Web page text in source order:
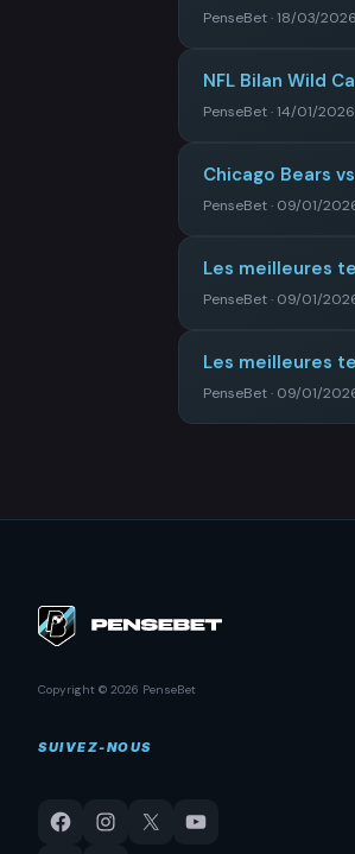
PenseBet · 18/03/2026
NFL Bilan Wild
PenseBet · 14/01/2026
Chicago Bears
PenseBet · 09/01/
Les meilleures
PenseBet · 09/01/
Les meilleures
PenseBet · 09/01/
Copyright © 2026 PenseBet
SUIVEZ-NOUS